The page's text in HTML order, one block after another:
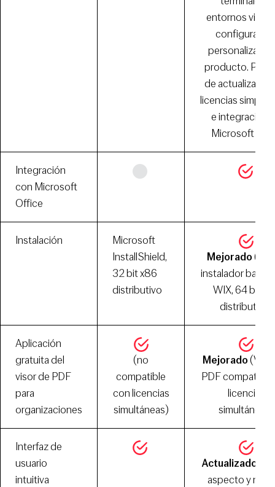
entornos
personalizada
producto.
de
licencias
e integración
Microsoft
Integración
con Microsoft
Office
Instalación
Microsoft
InstallShield,
32 bit x86
distributivo
Mejorado
instalador
WIX, 64 bit
distributivo)
Aplicación
gratuita del
visor de PDF
para
organizaciones
(no
compatible
con licencias
simultáneas)
Mejorado
PDF compatible
licencias
simultáneas)
Interfaz de
usuario
intuitiva
Actualizado
aspecto y